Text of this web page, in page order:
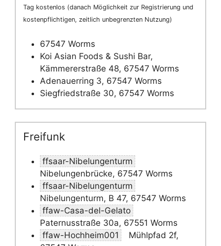
Tag kostenlos (danach Möglichkeit zur Registrierung und
kostenpflichtigen, zeitlich unbegrenzten Nutzung)
67547 Worms
Koi Asian Foods & Sushi Bar,
Kämmererstraße 48, 67547 Worms
Adenauerring 3, 67547 Worms
Siegfriedstraße 30, 67547 Worms
Freifunk
ffsaar-Nibelungenturm
Nibelungenbrücke, 67547 Worms
ffsaar-Nibelungenturm
Nibelungenturm, B 47, 67547 Worms
ffaw-Casa-del-Gelato
Paternusstraße 30a, 67551 Worms
ffaw-Hochheim001
Mühlpfad 2f,